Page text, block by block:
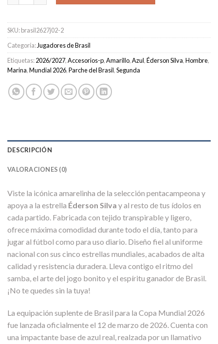
SKU:brasil2627j02-2
Categoría:Jugadores de Brasil
Etiquetas:2026/2027,Accesorios-p,Amarillo,Azul,Éderson Silva,Hombre,
Marina,Mundial 2026,Parche del Brasil,Segunda
DESCRIPCIÓN
VALORACIONES (0)
Viste la icónica amarelinha de la selección pentacampeona y
apoya a la estrella Éderson Silva y al resto de tus ídolos en
cada partido. Fabricada con tejido transpirable y ligero,
ofrece máxima comodidad durante todo el día, tanto para
jugar al fútbol como para uso diario. Diseño fiel al uniforme
nacional con sus cinco estrellas mundiales, acabados de alta
calidad y resistencia duradera. Lleva contigo el ritmo del
samba, el arte del jogo bonito y el espíritu ganador de Brasil.
¡No te quedes sin la tuya!
La equipación suplente de Brasil para la Copa Mundial 2026
fue lanzada oficialmente el 12 de marzo de 2026. Cuenta con
una impactante base de azul real, realzada por un llamativo